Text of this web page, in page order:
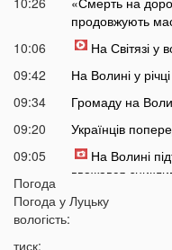
продовжують
10:06
На Світязі у
09:42
На Волині у
09:34
Громаду на
09:20
Українців
09:05
На Волині
вважався
05 СЕРПНЯ
21:32
Погода
Погода у Луцьку
вологість:
тиск: